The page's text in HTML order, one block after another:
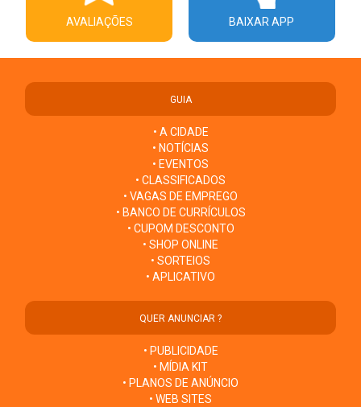
AVALIAÇÕES BAIXAR APP
GUIA
• A CIDADE
• NOTÍCIAS
• EVENTOS
• CLASSIFICADOS
• VAGAS DE EMPREGO
• BANCO DE CURRÍCULOS
• CUPOM DESCONTO
• SHOP ONLINE
• SORTEIOS
• APLICATIVO
QUER ANUNCIAR ?
• PUBLICIDADE
• MÍDIA KIT
• PLANOS DE ANÚNCIO
• WEB SITES